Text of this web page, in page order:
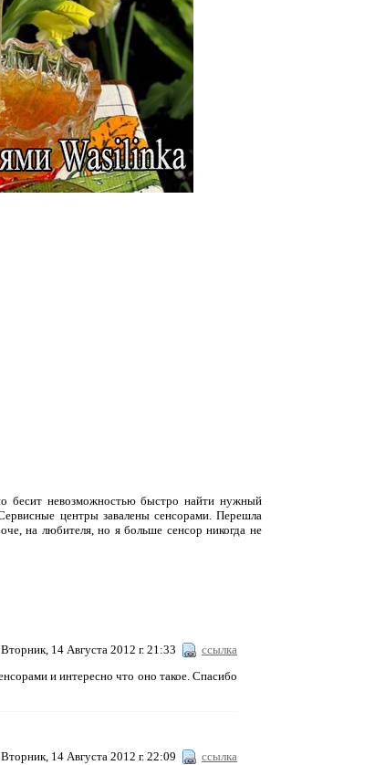
бесит невозможностью быстро найти нужный
центры завалены сенсорами. Перешла
на любителя, но я больше сенсор никогда не
Вторник, 14 Августа 2012 г. 21:33 ссылка
и интересно что оно такое. Спасибо
Вторник, 14 Августа 2012 г. 22:09 ссылка